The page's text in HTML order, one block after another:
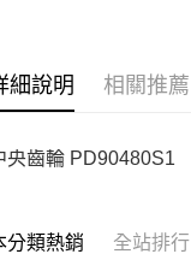
細說明 相關推薦
央齒輪 PD90480S1
分類熱銷 全站排行